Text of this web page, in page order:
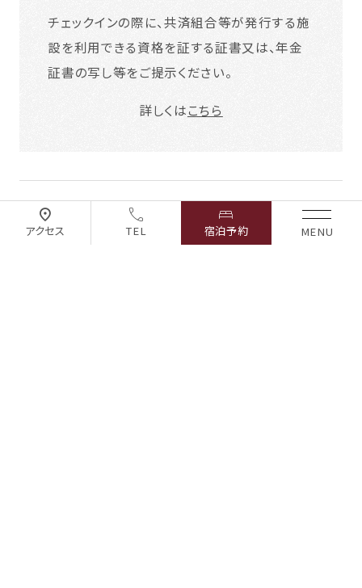
チェックインの際に、共済組合等が発行する施
設を利用できる資格を証する証書又は、年金
証書の写し等をご提示ください。
詳しくはこちら
KKR Hotels & Resorts
アクセス TEL 宿泊予約 MENU